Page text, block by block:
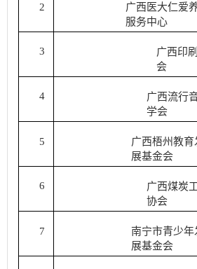
2
广西医大仁爱
服务中心
3
广西印
会
4
广西流行
学会
5
广西梧州教育
展基金会
6
广西煤炭
协会
7
南宁市青少年
展基金会